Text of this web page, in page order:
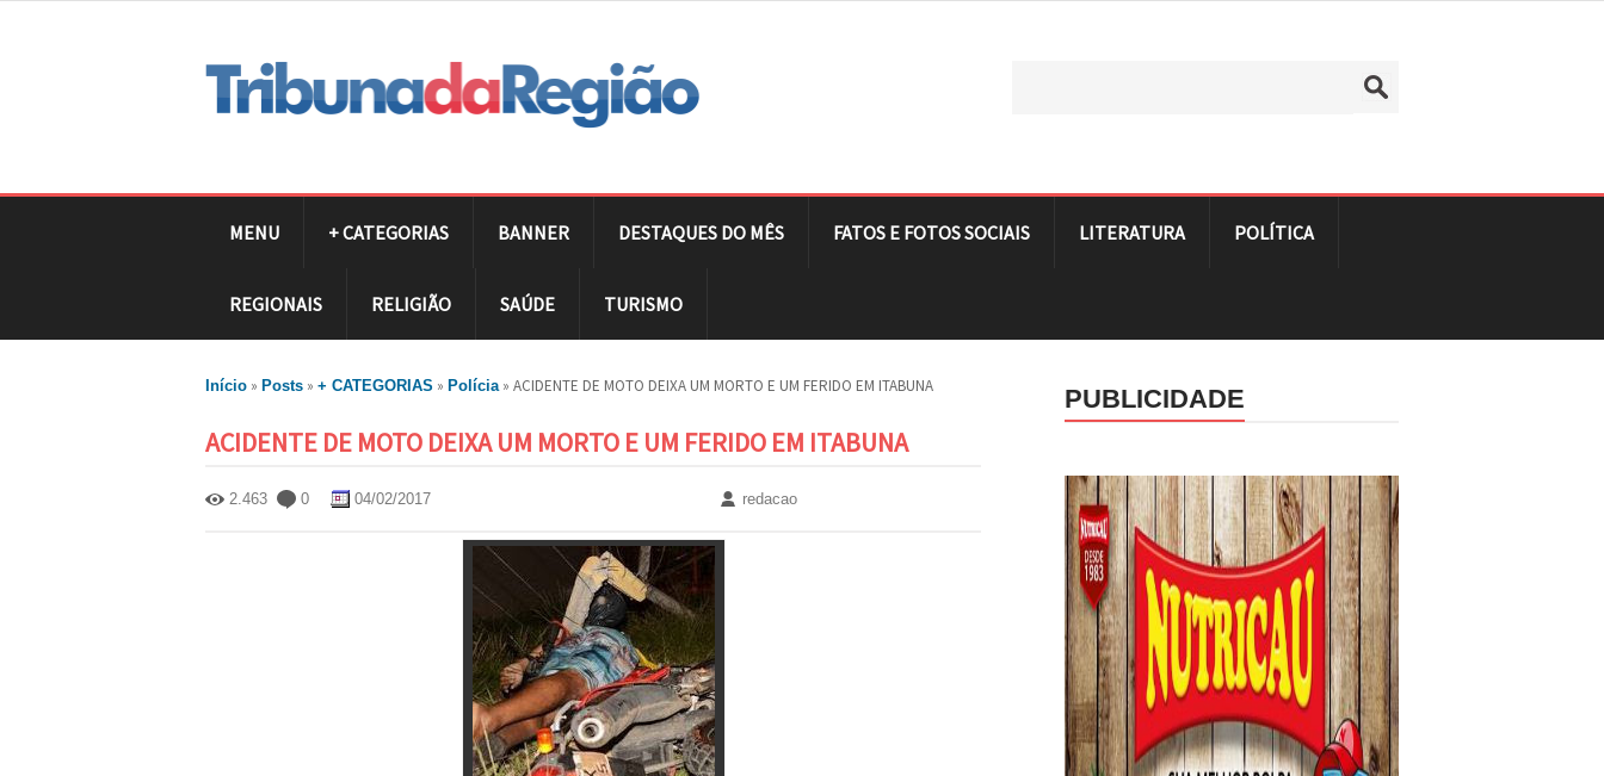
MENU + CATEGORIAS BANNER DESTAQUES DO MÊS FATOS E FOTOS SOCIAIS LITERATURA POLÍTICA
REGIONAIS RELIGIÃO SAÚDE TURISMO
Início » Posts » + CATEGORIAS » Polícia» ACIDENTE DE MOTO DEIXA UM MORTO E UM FERIDO EM ITABUNA
ACIDENTE DE MOTO DEIXA UM MORTO E UM FERIDO EM ITABUNA
2.463 0 04/02/2017 redacao
PUBLICIDADE